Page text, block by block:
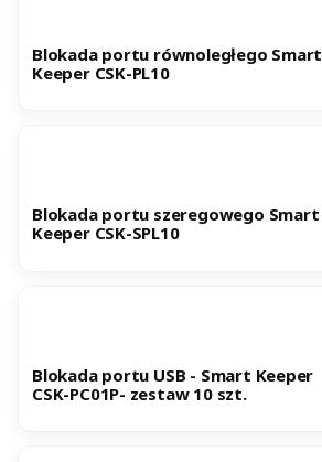
Blokada portu równoległego Smart
Keeper CSK-PL10
Blokada portu szeregowego Smart
Keeper CSK-SPL10
Blokada portu USB - Smart Keeper
CSK-PC01P- zestaw 10 szt.